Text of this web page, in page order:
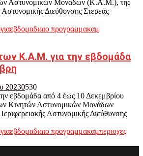
Αστυνομικών Μονάδων (Κ.Α.Μ.), της
Αστυνομικής Διεύθυνσης Στερεάς
εβδομαδιαιο προγραμμακαμ
Κ.Α.Μ. για την εβδομάδα
20230530
εβδομάδα από 4 έως 10 Δεκεμβρίου
Κινητών Αστυνομικών Μονάδων
Αστυνομικής Διεύθυνσης
εβδομαδιαιο προγραμμακαμπεριοχες